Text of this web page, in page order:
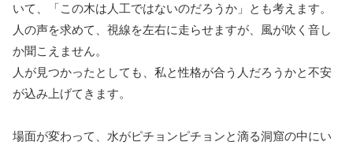
いて、「この木は人工ではないのだろうか」とも考えます。
人の声を求めて、視線を左右に走らせますが、風が吹く音し
か聞こえません。
人が見つかったとしても、私と性格が合う人だろうかと不安
が込み上げてきます。
場面が変わって、水がピチョンピチョンと滴る洞窟の中にい